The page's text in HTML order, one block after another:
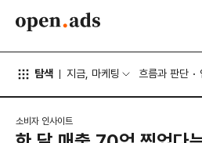
탐색 지금, 마케팅 흐름과 판단
소비자 인사이트